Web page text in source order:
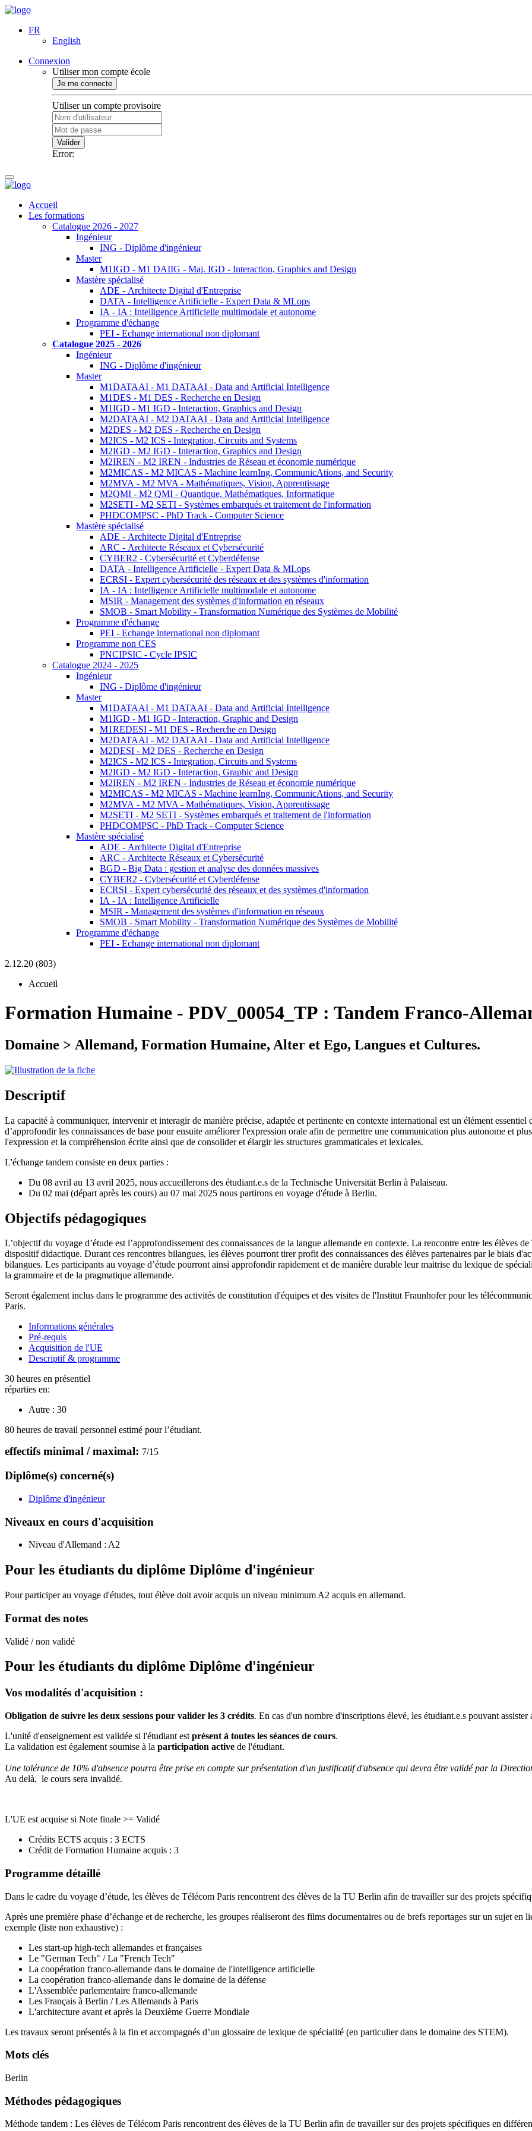
FR
English
Connexion
Utiliser mon compte école
Je me connecte
Utiliser un compte provisoire
Valider
Error:
Accueil
Les formations
Catalogue 2026 - 2027
Ingénieur
ING - Diplôme d'ingénieur
Master
M1IGD - M1 DAIIG - Maj. IGD - Interaction, Graphics and Design
Mastère spécialisé
ADE - Architecte Digital d'Entreprise
DATA - Intelligence Artificielle - Expert Data & MLops
IA - IA : Intelligence Artificielle multimodale et autonome
Programme d'échange
PEI - Echange international non diplomant
Catalogue 2025 - 2026
Ingénieur
ING - Diplôme d'ingénieur
Master
M1DATAAI - M1 DATAAI - Data and Artificial Intelligence
M1DES - M1 DES - Recherche en Design
M1IGD - M1 IGD - Interaction, Graphics and Design
M2DATAAI - M2 DATAAI - Data and Artificial Intelligence
M2DES - M2 DES - Recherche en Design
M2ICS - M2 ICS - Integration, Circuits and Systems
M2IGD - M2 IGD - Interaction, Graphics and Design
M2IREN - M2 IREN - Industries de Réseau et économie numérique
M2MICAS - M2 MICAS - Machine learnIng, CommunicAtions, and Security
M2MVA - M2 MVA - Mathématiques, Vision, Apprentissage
M2QMI - M2 QMI - Quantique, Mathématiques, Informatique
M2SETI - M2 SETI - Systèmes embarqués et traitement de l'information
PHDCOMPSC - PhD Track - Computer Science
Mastère spécialisé
ADE - Architecte Digital d'Entreprise
ARC - Architecte Réseaux et Cybersécurité
CYBER2 - Cybersécurité et Cyberdéfense
DATA - Intelligence Artificielle - Expert Data & MLops
ECRSI - Expert cybersécurité des réseaux et des systèmes d'information
IA - IA : Intelligence Artificielle multimodale et autonome
MSIR - Management des systèmes d'information en réseaux
SMOB - Smart Mobility - Transformation Numérique des Systèmes de Mobilité
Programme d'échange
PEI - Echange international non diplomant
Programme non CES
PNCIPSIC - Cycle IPSIC
Catalogue 2024 - 2025
Ingénieur
ING - Diplôme d'ingénieur
Master
M1DATAAI - M1 DATAAI - Data and Artificial Intelligence
M1IGD - M1 IGD - Interaction, Graphic and Design
M1REDESI - M1 DES - Recherche en Design
M2DATAAI - M2 DATAAI - Data and Artificial Intelligence
M2DESI - M2 DES - Recherche en Design
M2ICS - M2 ICS - Integration, Circuits and Systems
M2IGD - M2 IGD - Interaction, Graphic and Design
M2IREN - M2 IREN - Industries de Réseau et économie numérique
M2MICAS - M2 MICAS - Machine learnIng, CommunicAtions, and Security
M2MVA - M2 MVA - Mathématiques, Vision, Apprentissage
M2SETI - M2 SETI - Systèmes embarqués et traitement de l'information
PHDCOMPSC - PhD Track - Computer Science
Mastère spécialisé
ADE - Architecte Digital d'Entreprise
ARC - Architecte Réseaux et Cybersécurité
BGD - Big Data : gestion et analyse des données massives
CYBER2 - Cybersécurité et Cyberdéfense
ECRSI - Expert cybersécurité des réseaux et des systèmes d'information
IA - IA : Intelligence Artificielle
MSIR - Management des systèmes d'information en réseaux
SMOB - Smart Mobility - Transformation Numérique des Systèmes de Mobilité
Programme d'échange
PEI - Echange international non diplomant
2.12.20 (803)
Accueil
Formation Humaine - PDV_00054_TP : Tandem Franco-
Domaine > Allemand, Formation Humaine, Alter et Ego, Langues et Cultures.
Descriptif
La capacité à communiquer, intervenir et interagir de manière précise, adaptée et pertinente en contexte international est un élément
d’approfondir les connaissances de base pour ensuite améliorer l'expression orale afin de permettre une communication plus autonome et
l'expression et la compréhension écrite ainsi que de consolider et élargir les structures grammaticales et lexicales.
L'échange tandem consiste en deux parties :
Du 08 avril au 13 avril 2025, nous accueillerons des étudiant.e.s de la Technische Universität Berlin à Palaiseau.
Du 02 mai (départ après les cours) au 07 mai 2025 nous partirons en voyage d'étude à Berlin.
Objectifs pédagogiques
L’objectif du voyage d’étude est l’approfondissement des connaissances de la langue allemande en contexte. La rencontre entre les élèves
dispositif didactique. Durant ces rencontres bilangues, les élèves pourront tirer profit des connaissances des élèves partenaires par le biais
bilangues. Les participants au voyage d’étude pourront ainsi approfondir rapidement et de manière durable leur maitrise du lexique de
la grammaire et de la pragmatique allemande.
Seront également inclus dans le programme des activités de constitution d'équipes et des visites de l'Institut Fraunhofer pour les
Paris.
Informations générales
Pré-requis
Acquisition de l'UE
Descriptif & programme
30 heures en présentiel
réparties en:
Autre : 30
80 heures de travail personnel estimé pour l’étudiant.
effectifs minimal / maximal: 7/15
Diplôme(s) concerné(s)
Diplôme d'ingénieur
Niveaux en cours d'acquisition
Niveau d'Allemand : A2
Pour les étudiants du diplôme Diplôme d'ingénieur
Pour participer au voyage d'études, tout élève doit avoir acquis un niveau minimum A2 acquis en allemand.
Format des notes
Validé / non validé
Pour les étudiants du diplôme Diplôme d'ingénieur
Vos modalités d'acquisition :
Obligation de suivre les deux sessions pour valider les 3 crédits. En cas d'un nombre d'inscriptions élevé, les étudiant.e.s pouvant
L'unité d'enseignement est validée si l'étudiant est présent à toutes les séances de cours.
La validation est également soumise à la participation active de l'étudiant.
Une tolérance de 10% d'absence pourra être prise en compte sur présentation d'un justificatif d'absence qui devra être validé par la
Au delà, le cours sera invalidé.
L'UE est acquise si Note finale >= Validé
Crédits ECTS acquis : 3 ECTS
Crédit de Formation Humaine acquis : 3
Programme détaillé
Dans le cadre du voyage d’étude, les élèves de Télécom Paris rencontrent des élèves de la TU Berlin afin de travailler sur des projets
Après une première phase d’échange et de recherche, les groupes réaliseront des films documentaires ou de brefs reportages sur un sujet
exemple (liste non exhaustive) :
Les start-up high-tech allemandes et françaises
Le "German Tech" / La "French Tech"
La coopération franco-allemande dans le domaine de l'intelligence artificielle
La coopération franco-allemande dans le domaine de la défense
L'Assemblée parlementaire franco-allemande
Les Français à Berlin / Les Allemands à Paris
L'architecture avant et après la Deuxième Guerre Mondiale
Les travaux seront présentés à la fin et accompagnés d’un glossaire de lexique de spécialité (en particulier dans le domaine des STEM).
Mots clés
Berlin
Méthodes pédagogiques
Méthode tandem : Les élèves de Télécom Paris rencontrent des élèves de la TU Berlin afin de travailler sur des projets spécifiques en